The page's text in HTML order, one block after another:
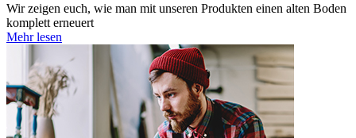
Wir zeigen euch, wie man mit unseren Produkten einen alten Boden
komplett erneuert
Mehr lesen